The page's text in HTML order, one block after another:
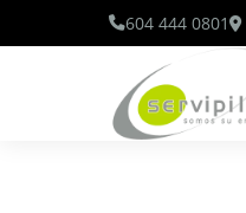
604 444 0801